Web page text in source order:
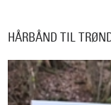
HÅRBÅND TIL